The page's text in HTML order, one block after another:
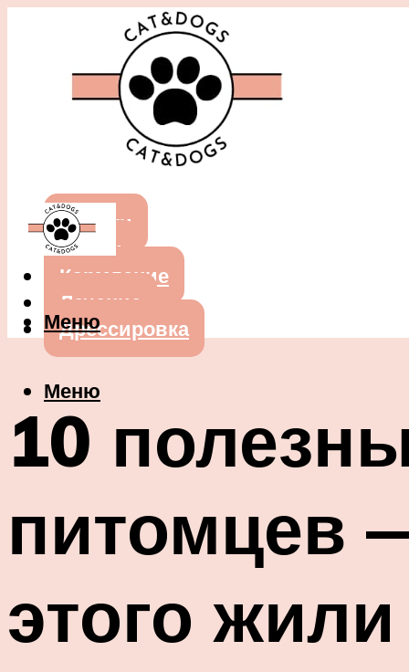
Собаки
Кошки
Кормление
Лечение
Дрессировка
Меню
Меню
10
питомцев
этого жили